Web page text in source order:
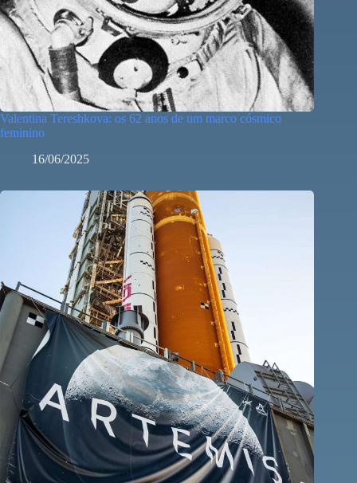
Valentina Tereshkova: os 62 anos de um marco cósmico
feminino
16/06/2025